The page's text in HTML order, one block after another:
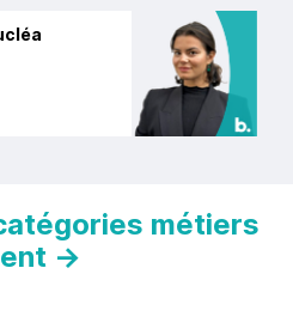
métiers
→